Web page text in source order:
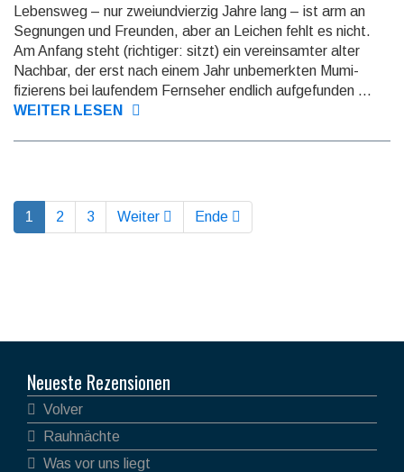
Lebensweg – nur zwei­und­vierzig Jahre lang – ist arm an
Segnungen und Freunden, aber an Leichen fehlt es nicht.
Am Anfang steht (richtiger: sitzt) ein verein­samter alter
Nachbar, der erst nach einem Jahr unbe­merkten Mumi­
fizierens bei laufen­dem Fernseher endlich aufge­funden ...
WEITER LESEN
1 2 3 Weiter Ende
Neueste Rezensionen
Volver
Rauhnächte
Was vor uns liegt